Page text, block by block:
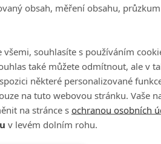
obsah, měření obsahu,
souhlasíte s používáním
také můžete odmítnout, ale v
některé personalizované
na tuto webovou stránku. Vaše
na stránce s ochranou osobních
v levém dolním rohu.